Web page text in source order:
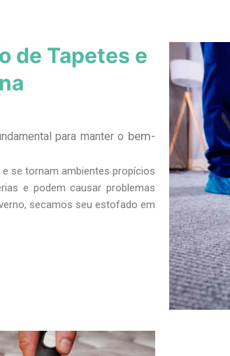
de Tapetes e
para manter o bem-
se tornam ambientes propícios
e podem causar problemas
secamos seu estofado em